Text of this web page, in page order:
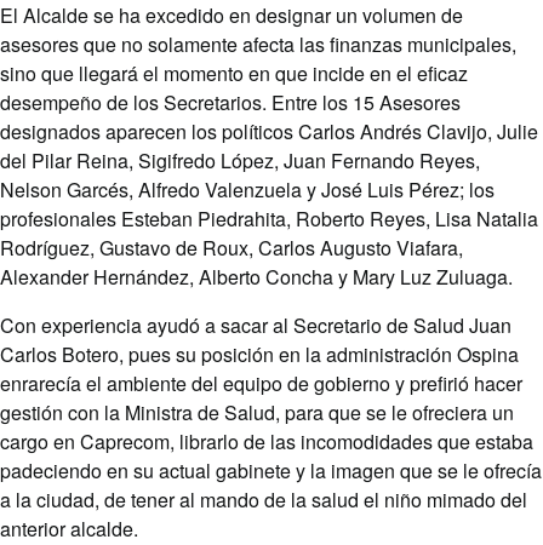
El Alcalde se ha excedido en designar un volumen de
asesores que no solamente afecta las finanzas municipales,
sino que llegará el momento en que incide en el eficaz
desempeño de los Secretarios. Entre los 15 Asesores
designados aparecen los políticos Carlos Andrés Clavijo, Julie
del Pilar Reina, Sigifredo López, Juan Fernando Reyes,
Nelson Garcés, Alfredo Valenzuela y José Luis Pérez; los
profesionales Esteban Piedrahita, Roberto Reyes, Lisa Natalia
Rodríguez, Gustavo de Roux, Carlos Augusto Viafara,
Alexander Hernández, Alberto Concha y Mary Luz Zuluaga.
Con experiencia ayudó a sacar al Secretario de Salud Juan
Carlos Botero, pues su posición en la administración Ospina
enrarecía el ambiente del equipo de gobierno y prefirió hacer
gestión con la Ministra de Salud, para que se le ofreciera un
cargo en Caprecom, librarlo de las incomodidades que estaba
padeciendo en su actual gabinete y la imagen que se le ofrecía
a la ciudad, de tener al mando de la salud el niño mimado del
anterior alcalde.